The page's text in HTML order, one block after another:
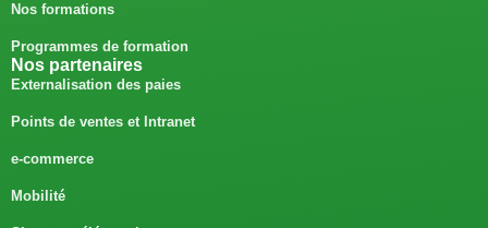
Nos formations
Programmes de formation
Nos partenaires
Externalisation des paies
Points de ventes et Intranet
e-commerce
Mobilité